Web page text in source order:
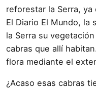
reforestar la Serra,
El Diario El Mundo, la
la Serra su
cabras que allí
flora mediante el
¿Acaso esas cabras